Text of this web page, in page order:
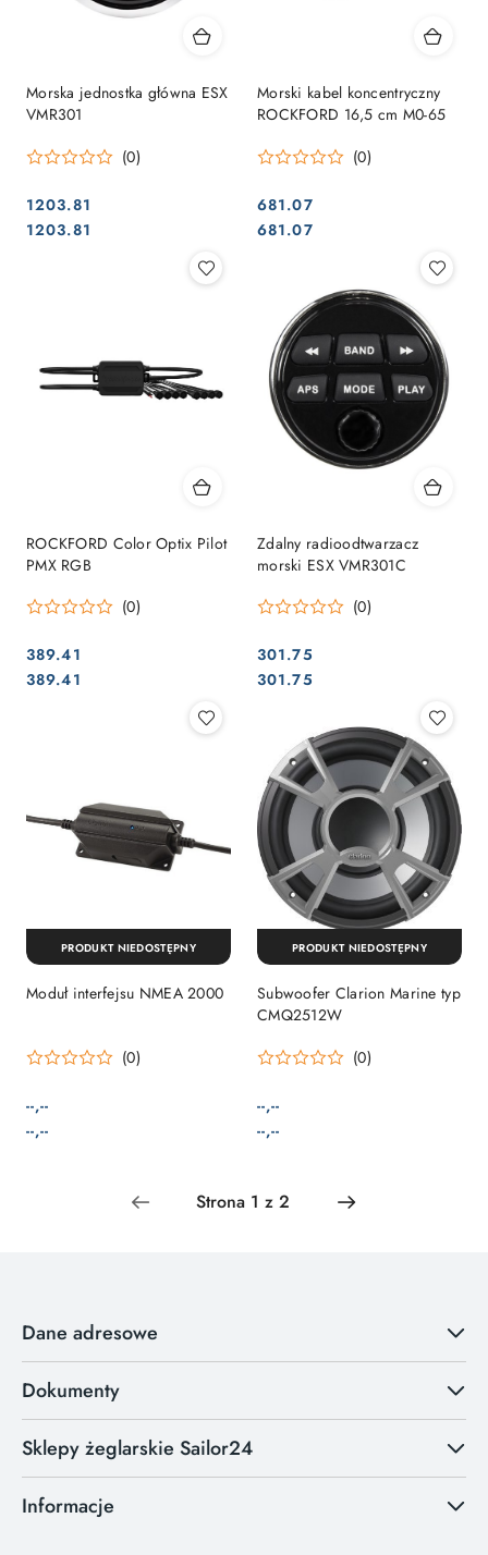
Morska jednostka główna ESX
VMR301
(0)
Cena:
1203.81
Cena:
1203.81
Morski kabel koncentryczny
ROCKFORD 16,5 cm M0-65
(0)
Cena:
681.07
Cena:
681.07
ROCKFORD Color Optix Pilot
PMX RGB
(0)
Cena:
389.41
Cena:
389.41
Zdalny radioodtwarzacz
morski ESX VMR301C
(0)
Cena:
301.75
Cena:
301.75
Moduł interfejsu NMEA 2000
(0)
Cena:
--,--
Cena:
--,--
PRODUKT NIEDOSTĘPNY
Subwoofer Clarion Marine typ
CMQ2512W
(0)
Cena:
--,--
Cena:
--,--
PRODUKT NIEDOSTĘPNY
Dane adresowe
Dokumenty
Sklepy żeglarskie Sailor24
Informacje